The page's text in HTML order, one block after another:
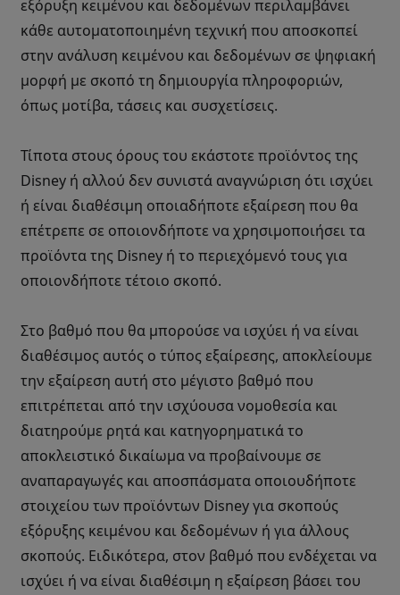
εξόρυξη κειμένου και δεδομένων περιλαμβάνει
κάθε αυτοματοποιημένη τεχνική που αποσκοπεί
στην ανάλυση κειμένου και δεδομένων σε ψηφιακή
μορφή με σκοπό τη δημιουργία πληροφοριών,
όπως μοτίβα, τάσεις και συσχετίσεις.
Τίποτα στους όρους του εκάστοτε προϊόντος της
Disney ή αλλού δεν συνιστά αναγνώριση ότι ισχύει
ή είναι διαθέσιμη οποιαδήποτε εξαίρεση που θα
επέτρεπε σε οποιονδήποτε να χρησιμοποιήσει τα
προϊόντα της Disney ή το περιεχόμενό τους για
οποιονδήποτε τέτοιο σκοπό.
Στο βαθμό που θα μπορούσε να ισχύει ή να είναι
διαθέσιμος αυτός ο τύπος εξαίρεσης, αποκλείουμε
την εξαίρεση αυτή στο μέγιστο βαθμό που
επιτρέπεται από την ισχύουσα νομοθεσία και
διατηρούμε ρητά και κατηγορηματικά το
αποκλειστικό δικαίωμα να προβαίνουμε σε
αναπαραγωγές και αποσπάσματα οποιουδήποτε
στοιχείου των προϊόντων Disney για σκοπούς
εξόρυξης κειμένου και δεδομένων ή για άλλους
σκοπούς. Ειδικότερα, στον βαθμό που ενδέχεται να
ισχύει ή να είναι διαθέσιμη η εξαίρεση βάσει του